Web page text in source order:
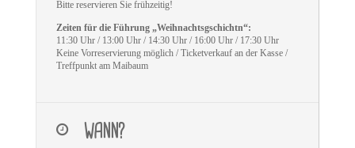
Bitte reservieren Sie frühzeitig!
Zeiten für die Führung „Weihnachtsgschichtn“:
11:30 Uhr / 13:00 Uhr / 14:30 Uhr / 16:00 Uhr / 17:30 Uhr
Keine Vorreservierung möglich / Ticketverkauf an der Kasse /
Treffpunkt am Maibaum
WANN?